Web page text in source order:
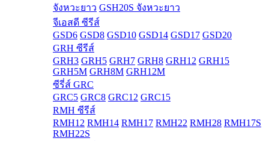
จังหวะยาว GSH20S จังหวะยาว
จีเอสดี ซีรีส์
GSD6 GSD8 GSD10 GSD14 GSD17 GSD20
GRH ซีรีส์
GRH3 GRH5 GRH7 GRH8 GRH12 GRH15
GRH5M GRH8M GRH12M
ซีรี่ส์ GRC
GRC5 GRC8 GRC12 GRC15
RMH ซีรีส์
RMH12 RMH14 RMH17 RMH22 RMH28 RMH17S
RMH22S